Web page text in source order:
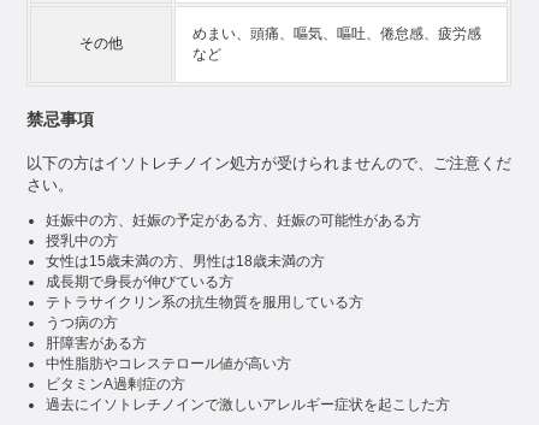
3. 当社は、利用者が以下の各号の何れかに該当する場合、事前に通
知することなく、当該利用者に対して本サービスの利用停止、利用
者登録抹消その他当社が適当と考える措置を講ずることができるも
のとします。
たこと等により、利用者登録処分を受けたことが判明した場合
(2) 登録された内容に虚偽の事項が含まれていることが判明した場
(3) 過去に当社の提供する何らかのサービスに関して、正当な理由
なく、料金等の支払債務の履行遅延その他の債務不履行があった場
合
(4) 第11条に定める禁止事項に該当する行為を行った場合
(5)未成年者が法定代理人の同意を得ずに利用者登録または本サー
ビスの利用を行った場合
(6)その他本規約に違反した場合
4. 利用停止や利用者登録が取り消された場合においても、当該措置
の元利用者は、本サイト及び本サービスの利用により既に発生した
その他
めまい、頭痛、嘔気、嘔吐、倦怠感、疲労感
など
禁忌事項
以下の方はイソトレチノイン処方が受けられませんので、ご注意くだ
さい。
妊娠中の方、妊娠の予定がある方、妊娠の可能性がある方
授乳中の方
女性は15歳未満の方、男性は18歳未満の方
成長期で身長が伸びている方
テトラサイクリン系の抗生物質を服用している方
うつ病の方
肝障害がある方
中性脂肪やコレステロール値が高い方
ビタミンA過剰症の方
過去にイソトレチノインで激しいアレルギー症状を起こした方